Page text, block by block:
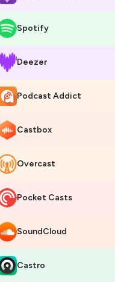
Spotify
Deezer
Podcast Addict
Castbox
Overcast
Pocket Casts
SoundCloud
Castro